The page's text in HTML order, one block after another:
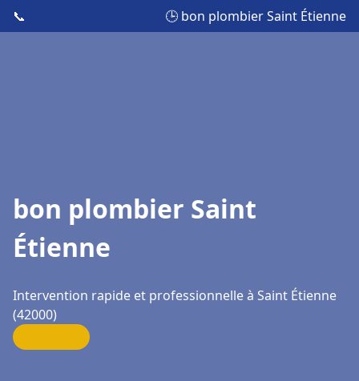
📞 🕒 bon plombier Saint Étienne
bon plombier Saint
Étienne
Intervention rapide et professionnelle à Saint Étienne
(42000)